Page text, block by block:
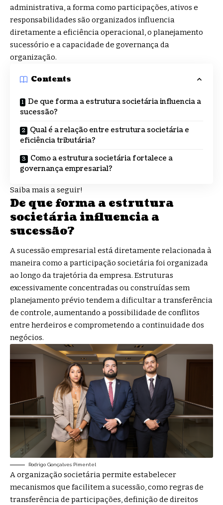
administrativa, a forma como participações, ativos e
responsabilidades são organizados influencia
diretamente a eficiência operacional, o planejamento
sucessório e a capacidade de governança da
organização.
Contents
De que forma a estrutura societária influencia a
sucessão?
Qual é a relação entre estrutura societária e
eficiência tributária?
Como a estrutura societária fortalece a
governança empresarial?
Saiba mais a seguir!
De que forma a estrutura
societária influencia a
sucessão?
A sucessão empresarial está diretamente relacionada à
maneira como a participação societária foi organizada
ao longo da trajetória da empresa. Estruturas
excessivamente concentradas ou construídas sem
planejamento prévio tendem a dificultar a transferência
de controle, aumentando a possibilidade de conflitos
entre herdeiros e comprometendo a continuidade dos
negócios.
Rodrigo Gonçalves Pimentel
A organização societária permite estabelecer
mecanismos que facilitem a sucessão, como regras de
transferência de participações, definição de direitos